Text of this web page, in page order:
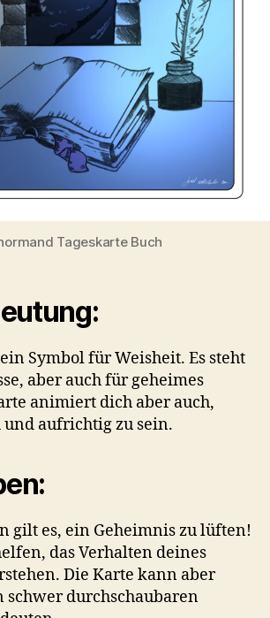
Tageskarte Buch
ein Symbol für Weisheit. Es steht
aber auch für geheimes
animiert dich aber auch,
aufrichtig zu sein.
gilt es, ein Geheimnis zu lüften!
das Verhalten deines
Die Karte kann aber
schwer durchschaubaren